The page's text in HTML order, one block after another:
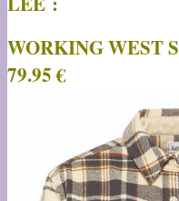
WORKING WEST
79.95 €